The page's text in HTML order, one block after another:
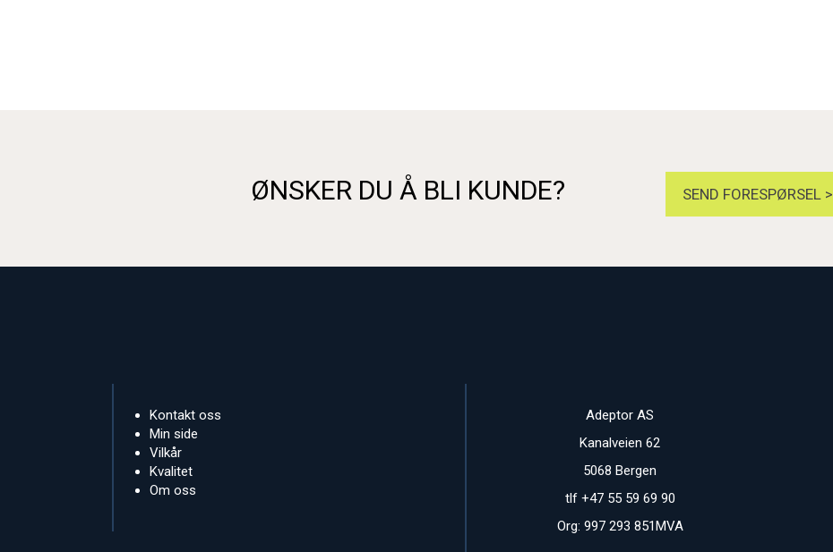
ØNSKER DU Å BLI KUNDE? SEND FORESPØRSEL >
Kontakt oss
Min side
Vilkår
Kvalitet
Om oss
Adeptor AS
Kanalveien 62
5068 Bergen
tlf +47 55 59 69 90
Org: 997 293 851MVA